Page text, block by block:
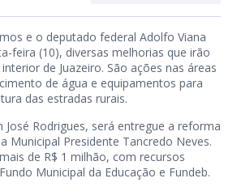
e o deputado federal Adolfo Viana
feira (10), diversas melhorias que irão
de Juazeiro. São ações nas áreas
de água e equipamentos para
das estradas rurais.
Rodrigues, será entregue a reforma
Municipal Presidente Tancredo Neves.
de R$ 1 milhão, com recursos
Municipal da Educação e Fundeb.